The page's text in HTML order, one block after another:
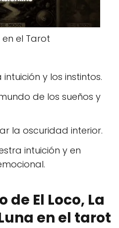
en el Tarot
y los instintos.
de los sueños y
la oscuridad interior.
intuición y en
de El Loco, La
en el tarot